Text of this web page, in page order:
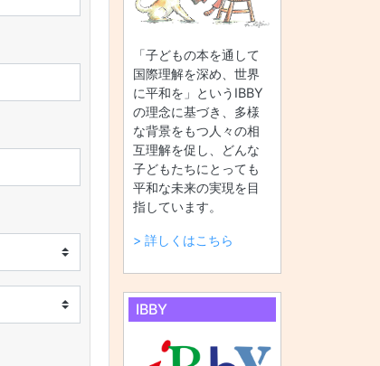
「子どもの本を通して
国際理解を深め、世界
に平和を」というIBBY
の理念に基づき、多様
な背景をもつ人々の相
互理解を促し、どんな
子どもたちにとっても
平和な未来の実現を目
指しています。
> 詳しくはこちら
IBBY